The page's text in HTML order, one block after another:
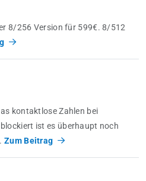
8/256 Version für 599€. 8/512
kontaktlose Zahlen bei
ist es überhaupt noch
Zum Beitrag